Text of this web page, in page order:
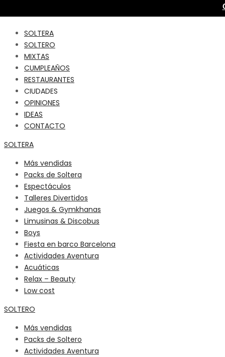
SOLTERA
SOLTERO
MIXTAS
CUMPLEAÑOS
RESTAURANTES
CIUDADES
OPINIONES
IDEAS
CONTACTO
SOLTERA
Más vendidas
Packs de Soltera
Espectáculos
Talleres Divertidos
Juegos & Gymkhanas
Limusinas & Discobus
Boys
Fiesta en barco Barcelona
Actividades Aventura
Acuáticas
Relax – Beauty
Low cost
SOLTERO
Más vendidas
Packs de Soltero
Actividades Aventura